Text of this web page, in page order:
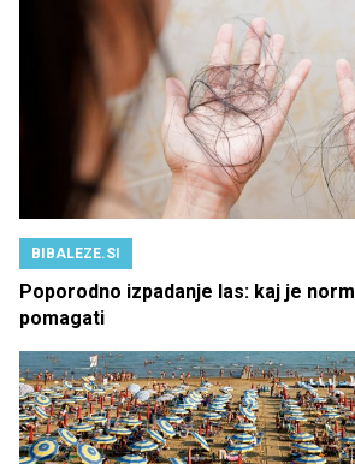
BIBALEZE.SI
Poporodno izpadanje las: kaj je
pomagati